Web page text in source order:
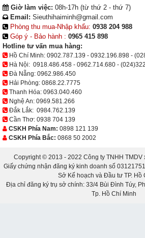
Giờ làm việc: 08h-17h (từ thứ 2 - thứ 7)
Email: Sieuthihaiminh@gmail.com
Phòng thu mua-Nhập khẩu: 0938 204 988
Góp ý - Bảo hành : 0965 415 898
Hotline tư vấn mua hàng:
Hồ Chí Minh: 0902.787.139 - 0932.196.898 -
Hà Nội: 0918.486.458 - 0962.714.680 -
Đà Nẵng: 0962.986.450
Hải Phòng: 0868.22.7775
Thanh Hóa: 0963.040.460
Nghệ An: 0969.581.266
Đắk Lắk: 0984.762.139
Cần Thơ: 0938 704 139
CSKH Phía Nam: 0898 121 139
CSKH Phía Bắc: 0868 50 2002
Copyright © 2013 - 2022 Công ty TNHH TMDV
Giấy chứng nhận đăng ký kinh doanh số
Sở Kế hoạch và Đầu tư TP. Hồ
Địa chỉ đăng ký trụ sở chính: 33/4 Bùi Đình Túy,
Tp. Hồ Chí Minh